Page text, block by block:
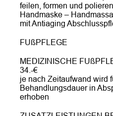
feilen, formen und
Handmaske –
mit Antiaging
FUßPFLEGE
MEDIZINISCHE
34.-€
je nach Zeitaufwand wird
Behandlungsdauer in
erhoben